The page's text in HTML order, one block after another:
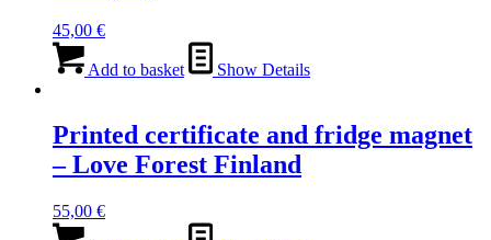
45,00 €
Add to basket Show Details
Printed certificate and fridge magnet
– Love Forest Finland
55,00 €